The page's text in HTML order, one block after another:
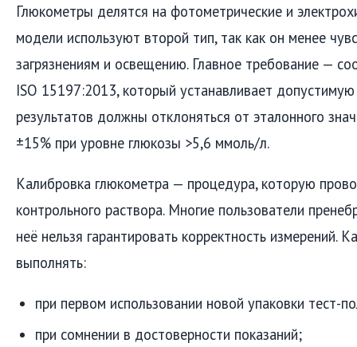
Глюкометры делятся на фотометрические и
модели используют второй тип, так как он менее
загрязнениям и освещению. Главное требование —
ISO 15197:2013, который устанавливает
результатов должны отклоняться от эталонного
±15% при уровне глюкозы >5,6 ммоль/л.
Калибровка глюкометра — процедура, которую
контрольного раствора. Многие пользователи
неё нельзя гарантировать корректность измерений.
выполнять:
при первом использовании новой упаковки тест-
при сомнении в достоверности показаний;